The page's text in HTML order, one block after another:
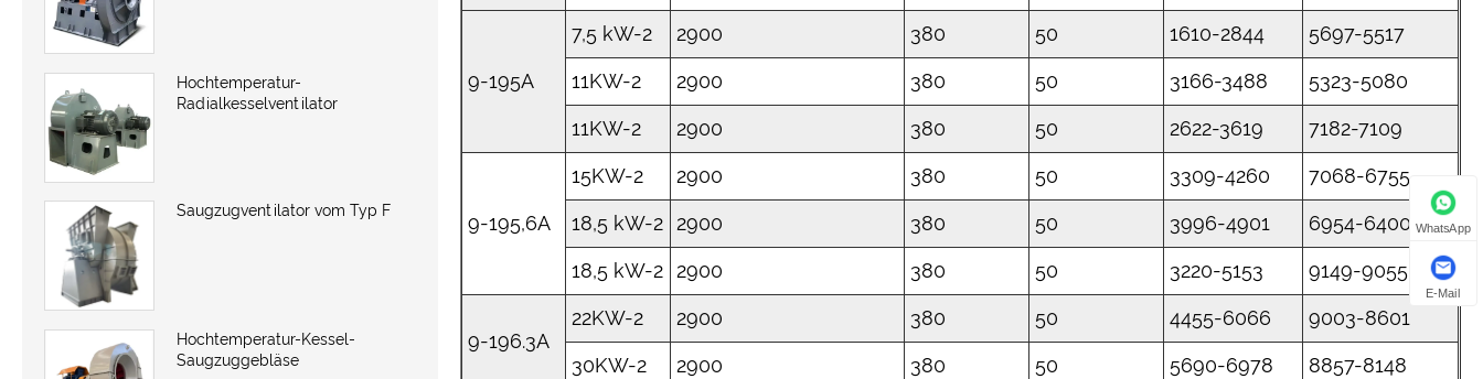
Hochtemperatur-
Radialkesselventilator
Saugzugventilator vom Typ F
Hochtemperatur-Kessel-
Saugzuggebläse
9-195A
7,5 kW-2 2900 380 50 1610-2844 5697-5517
11KW-2 2900 380 50 3166-3488 5323-5080
11KW-2 2900 380 50 2622-3619 7182-7109
9-195,6A
15KW-2 2900 380 50 3309-4260 7068-6755
18,5 kW-2 2900 380 50 3996-4901 6954-6400
18,5 kW-2 2900 380 50 3220-5153 9149-9055
9-196.3A
22KW-2 2900 380 50 4455-6066 9003-8601
30KW-2 2900 380 50 5690-6978 8857-8148
WhatsApp
E-Mail